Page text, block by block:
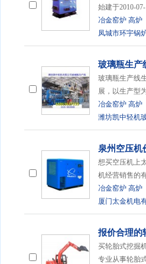
始建于2010-
冶金窑炉 高炉
凤城市环宇锅
玻璃瓶生产
玻璃瓶生产线
展，以生产型
冶金窑炉 高炉
潍坊凯中轻机
泉州空压机
想买空压机上
机经营销售的
冶金窑炉 高炉
厦门太金机电
报价合理的
买轮胎式挖掘
专业从事轮胎